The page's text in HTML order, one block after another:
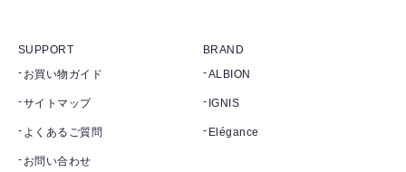
SUPPORT
お買い物ガイド
サイトマップ
よくあるご質問
お問い合わせ
BRAND
ALBION
IGNIS
Elégance